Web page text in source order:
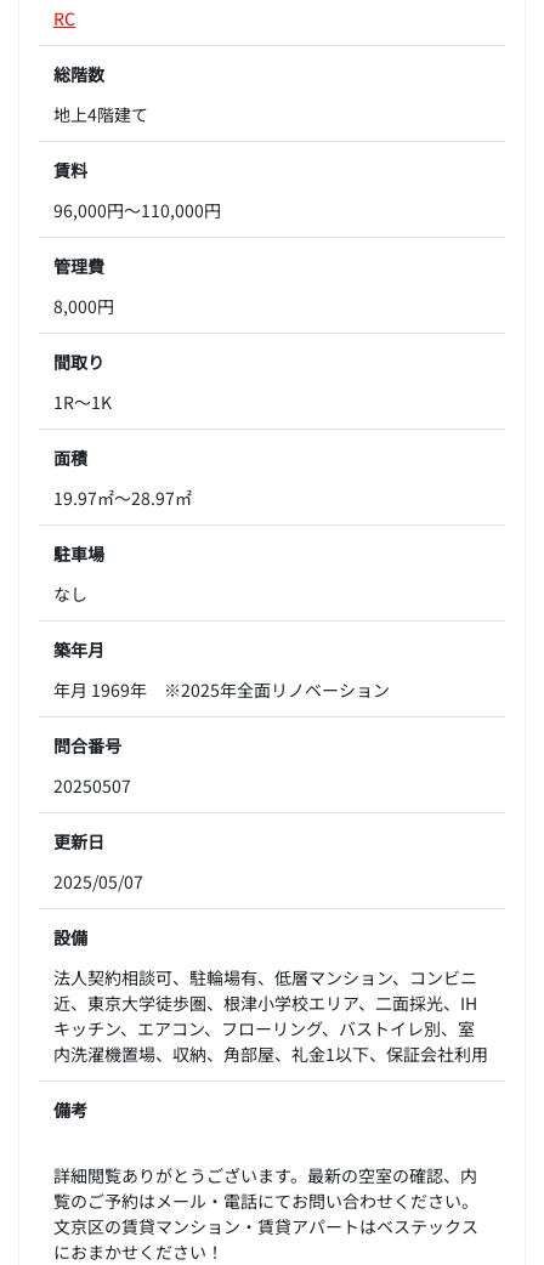
RC
総階数
地上4階建て
賃料
96,000円～110,000円
管理費
8,000円
間取り
1R～1K
面積
19.97㎡～28.97㎡
駐車場
なし
築年月
年月 1969年 ※2025年全面リノベーション
問合番号
20250507
更新日
2025/05/07
設備
法人契約相談可、駐輪場有、低層マンション、コンビニ
近、東京大学徒歩圏、根津小学校エリア、二面採光、IH
キッチン、エアコン、フローリング、バストイレ別、室
内洗濯機置場、収納、角部屋、礼金1以下、保証会社利用
備考
詳細閲覧ありがとうございます。最新の空室の確認、内
覧のご予約はメール・電話にてお問い合わせください。
文京区の賃貸マンション・賃貸アパートはベステックス
におまかせください！